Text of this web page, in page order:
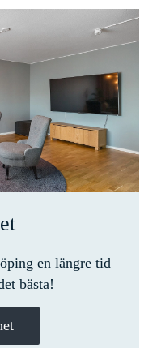
en längre tid
bästa!